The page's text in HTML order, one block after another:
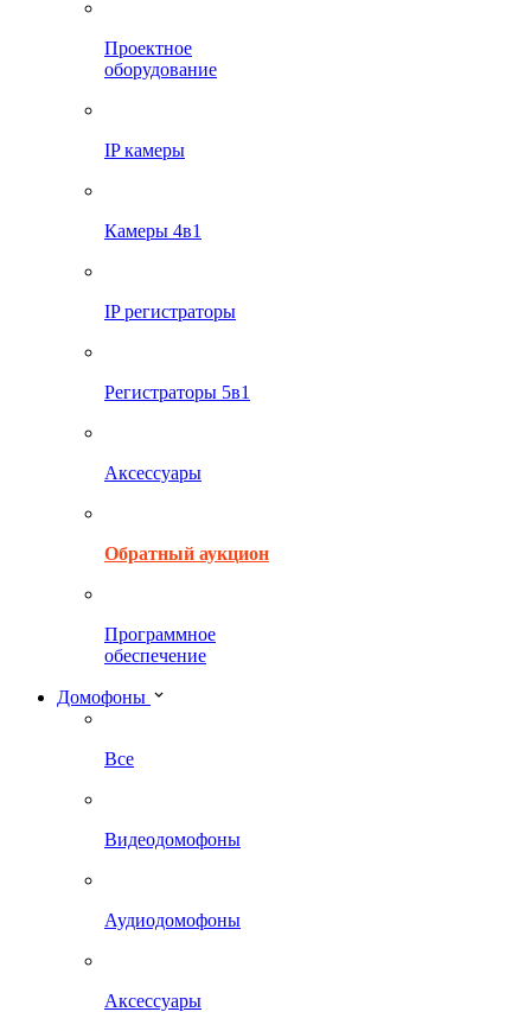
Проектное
оборудование
IP камеры
Камеры 4в1
IP регистраторы
Регистраторы 5в1
Аксессуары
Обратный аукцион
Программное
обеспечение
Домофоны
Все
Видеодомофоны
Аудиодомофоны
Аксессуары